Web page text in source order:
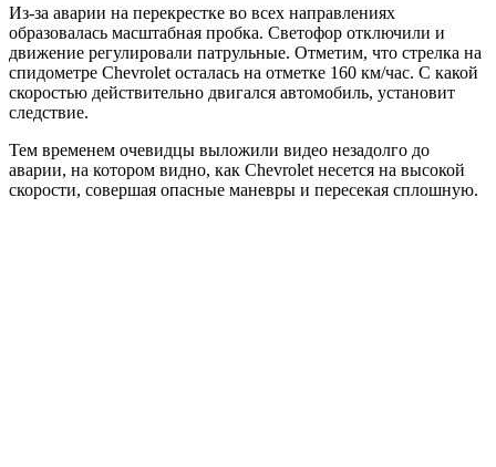
Из-за аварии на перекрестке во всех направлениях
образовалась масштабная пробка. Светофор отключили и
движение регулировали патрульные. Отметим, что стрелка на
спидометре Chevrolet осталась на отметке 160 км/час. С какой
скоростью действительно двигался автомобиль, установит
следствие.
Тем временем очевидцы выложили видео незадолго до
аварии, на котором видно, как Chevrolet несется на высокой
скорости, совершая опасные маневры и пересекая сплошную.